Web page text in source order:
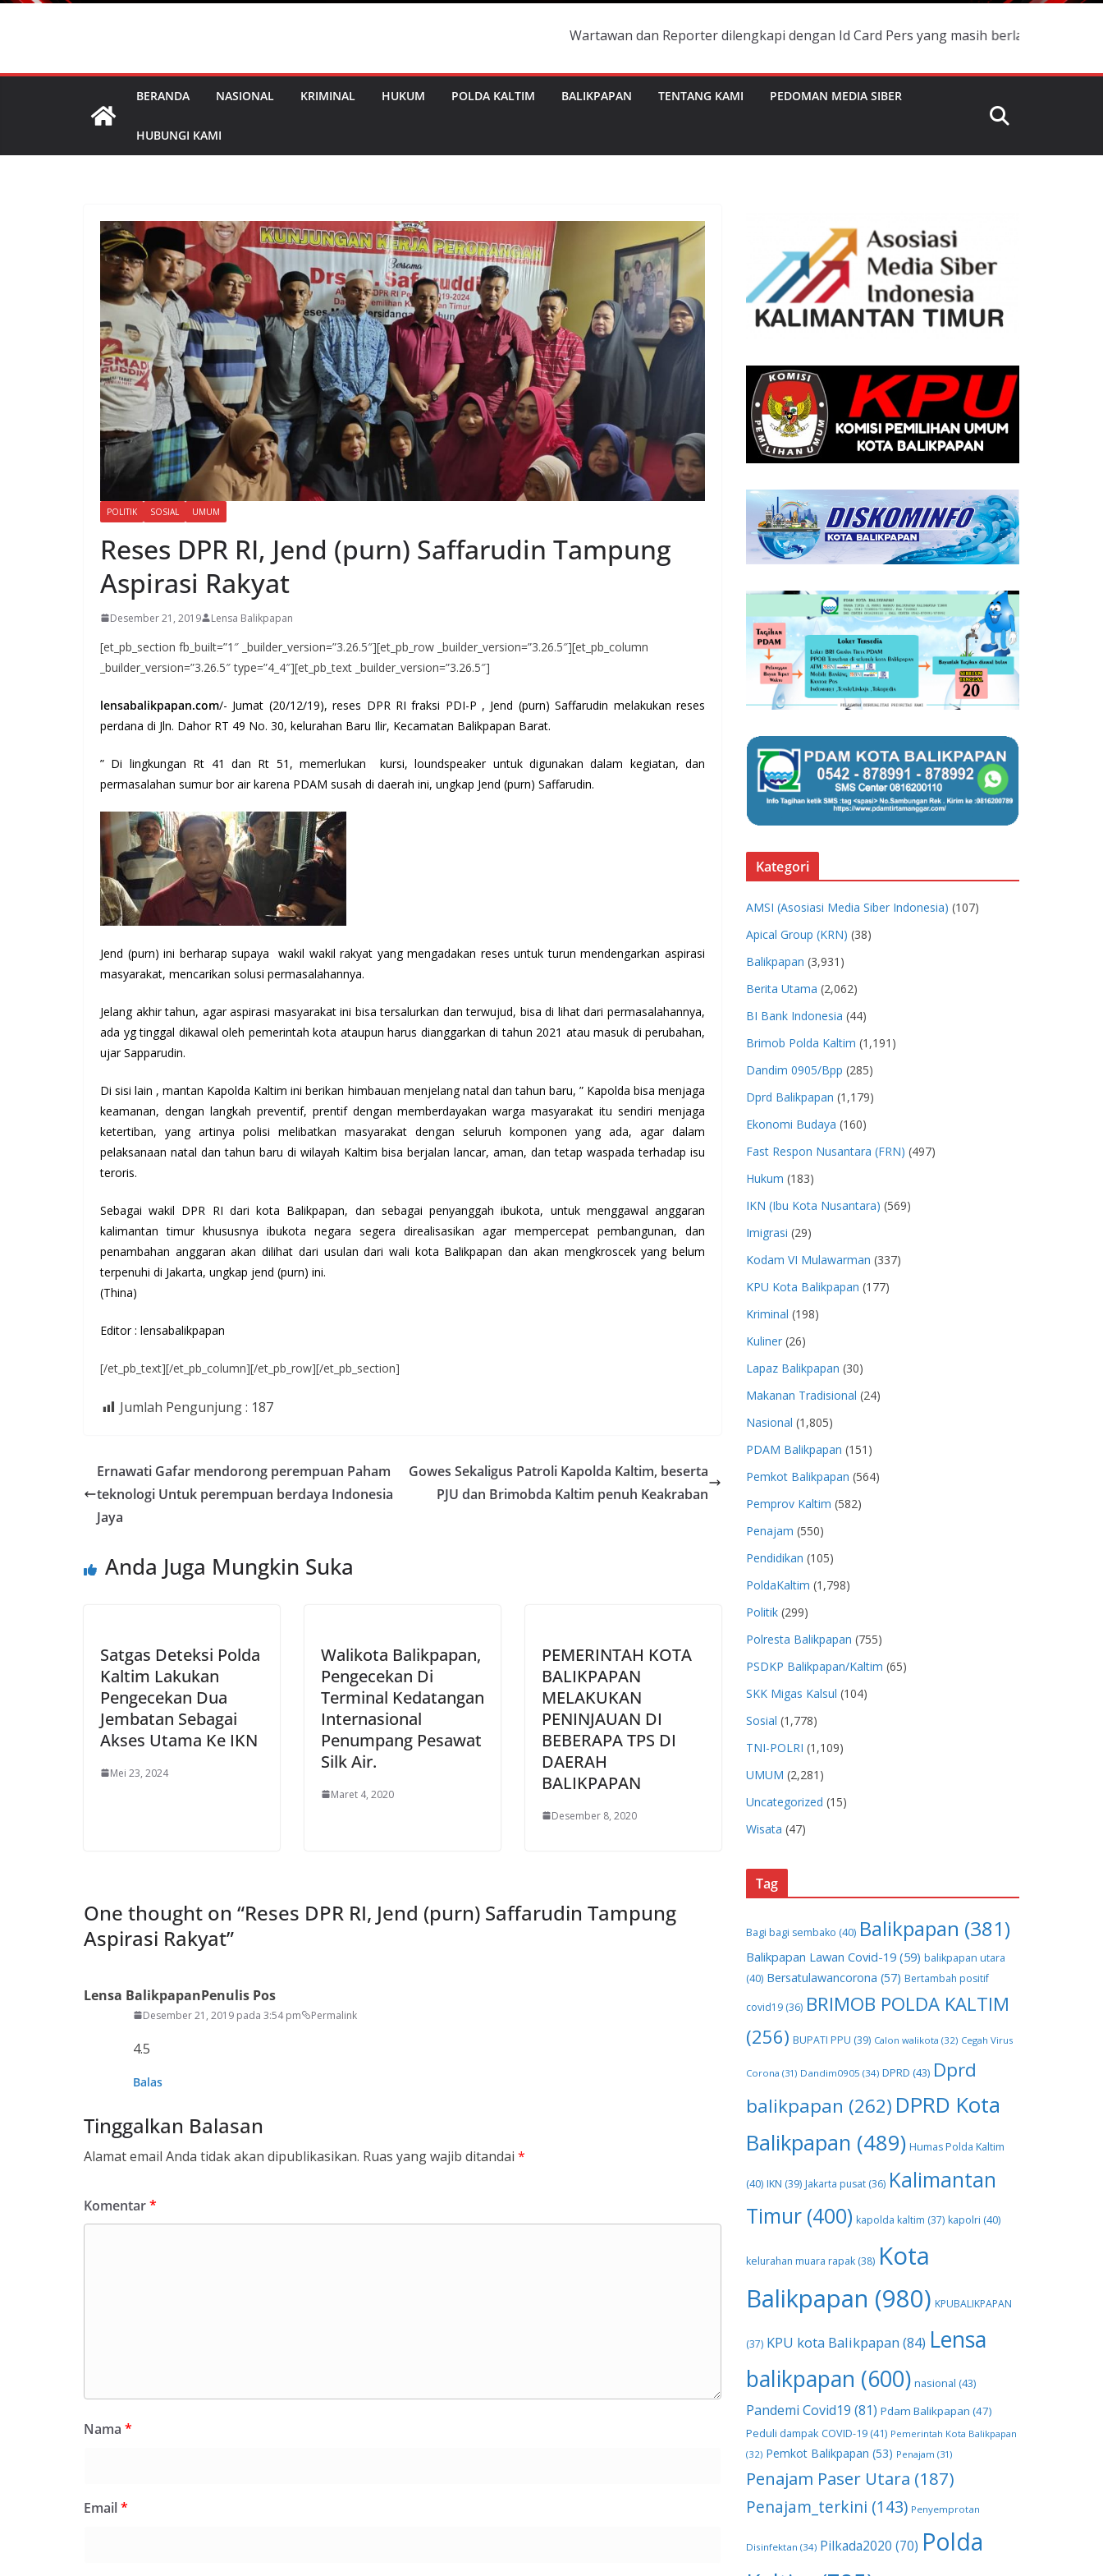
Wartawan dan Reporter dilengkapi dengan Id Card Pers yang masih berlaku dan namanya
BERANDA NASIONAL KRIMINAL HUKUM POLDA KALTIM BALIKPAPAN TENTANG KAMI PEDOMAN MEDIA SIBER
HUBUNGI KAMI
POLITIK SOSIAL UMUM
Reses DPR RI, Jend (purn) Saffarudin Tampung
Aspirasi Rakyat
Desember 21, 2019 Lensa Balikpapan
[et_pb_section fb_built=”1″ _builder_version=”3.26.5″][et_pb_row _builder_version=”3.26.5″][et_pb_column
_builder_version=”3.26.5″ type=”4_4″][et_pb_text _builder_version=”3.26.5″]
lensabalikpapan.com/- Jumat (20/12/19), reses DPR RI fraksi PDI-P , Jend (purn) Saffarudin melakukan reses
perdana di Jln. Dahor RT 49 No. 30, kelurahan Baru Ilir, Kecamatan Balikpapan Barat.
” Di lingkungan Rt 41 dan Rt 51, memerlukan kursi, loundspeaker untuk digunakan dalam kegiatan, dan
permasalahan sumur bor air karena PDAM susah di daerah ini, ungkap Jend (purn) Saffarudin.
Jend (purn) ini berharap supaya wakil wakil rakyat yang mengadakan reses untuk turun mendengarkan aspirasi
masyarakat, mencarikan solusi permasalahannya.
Jelang akhir tahun, agar aspirasi masyarakat ini bisa tersalurkan dan terwujud, bisa di lihat dari permasalahannya,
ada yg tinggal dikawal oleh pemerintah kota ataupun harus dianggarkan di tahun 2021 atau masuk di perubahan,
ujar Sapparudin.
Di sisi lain , mantan Kapolda Kaltim ini berikan himbauan menjelang natal dan tahun baru, ” Kapolda bisa menjaga
keamanan, dengan langkah preventif, prentif dengan memberdayakan warga masyarakat itu sendiri menjaga
ketertiban, yang artinya polisi melibatkan masyarakat dengan seluruh komponen yang ada, agar dalam
pelaksanaan natal dan tahun baru di wilayah Kaltim bisa berjalan lancar, aman, dan tetap waspada terhadap isu
teroris.
Sebagai wakil DPR RI dari kota Balikpapan, dan sebagai penyanggah ibukota, untuk menggawal anggaran
kalimantan timur khususnya ibukota negara segera direalisasikan agar mempercepat pembangunan, dan
penambahan anggaran akan dilihat dari usulan dari wali kota Balikpapan dan akan mengkroscek yang belum
terpenuhi di Jakarta, ungkap jend (purn) ini.
(Thina)
Editor : lensabalikpapan
[/et_pb_text][/et_pb_column][/et_pb_row][/et_pb_section]
Jumlah Pengunjung : 187
Ernawati Gafar mendorong perempuan Paham
teknologi Untuk perempuan berdaya Indonesia
Jaya
Gowes Sekaligus Patroli Kapolda Kaltim, beserta
PJU dan Brimobda Kaltim penuh Keakraban
Anda Juga Mungkin Suka
Satgas Deteksi Polda
Kaltim Lakukan
Pengecekan Dua
Jembatan Sebagai
Akses Utama Ke IKN
Mei 23, 2024
Walikota Balikpapan,
Pengecekan Di
Terminal Kedatangan
Internasional
Penumpang Pesawat
Silk Air.
Maret 4, 2020
PEMERINTAH KOTA
BALIKPAPAN
MELAKUKAN
PENINJAUAN DI
BEBERAPA TPS DI
DAERAH
BALIKPAPAN
Desember 8, 2020
One thought on “Reses DPR RI, Jend (purn) Saffarudin Tampung
Aspirasi Rakyat”
Lensa BalikpapanPenulis Pos
Desember 21, 2019 pada 3:54 pm Permalink
4.5
Balas
Tinggalkan Balasan
Alamat email Anda tidak akan dipublikasikan. Ruas yang wajib ditandai *
Komentar*
Nama *
Email*
Kategori
AMSI (Asosiasi Media Siber Indonesia) (107)
Apical Group (KRN) (38)
Balikpapan (3,931)
Berita Utama (2,062)
BI Bank Indonesia (44)
Brimob Polda Kaltim (1,191)
Dandim 0905/Bpp (285)
Dprd Balikpapan (1,179)
Ekonomi Budaya (160)
Fast Respon Nusantara (FRN) (497)
Hukum (183)
IKN (Ibu Kota Nusantara) (569)
Imigrasi (29)
Kodam VI Mulawarman (337)
KPU Kota Balikpapan (177)
Kriminal (198)
Kuliner (26)
Lapaz Balikpapan (30)
Makanan Tradisional (24)
Nasional (1,805)
PDAM Balikpapan (151)
Pemkot Balikpapan (564)
Pemprov Kaltim (582)
Penajam (550)
Pendidikan (105)
PoldaKaltim (1,798)
Politik (299)
Polresta Balikpapan (755)
PSDKP Balikpapan/Kaltim (65)
SKK Migas Kalsul (104)
Sosial (1,778)
TNI-POLRI (1,109)
UMUM (2,281)
Uncategorized (15)
Wisata (47)
Tag
Bagi bagi sembako (40) Balikpapan (381)
Balikpapan Lawan Covid-19 (59) balikpapan utara
(40) Bersatulawancorona (57) Bertambah positif
covid19 (36) BRIMOB POLDA KALTIM
(256) BUPATI PPU (39) Calon walikota (32) Cegah Virus
Corona (31) Dandim0905 (34) DPRD (43) Dprd
balikpapan (262) DPRD Kota
Balikpapan (489) Humas Polda Kaltim
(40) IKN (39) Jakarta pusat (36) Kalimantan
Timur (400) kapolda kaltim (37) kapolri (40)
kelurahan muara rapak (38) Kota
Balikpapan (980) KPUBALIKPAPAN
(37) KPU kota Balikpapan (84) Lensa
balikpapan (600) nasional (43)
Pandemi Covid19 (81) Pdam Balikpapan (47)
Peduli dampak COVID-19 (41) Pemerintah Kota Balikpapan
(32) Pemkot Balikpapan (53) Penajam (31)
Penajam Paser Utara (187)
Penajam_terkini (143) Penyemprotan
Disinfektan (34) Pilkada2020 (70) Polda